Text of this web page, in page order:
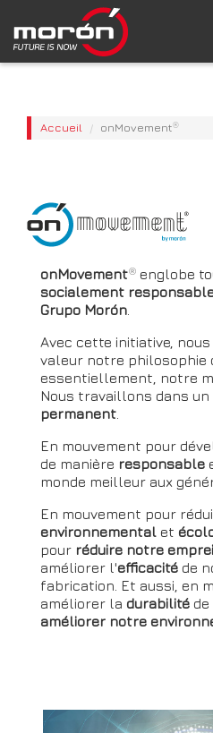
Accueil onMovement®
onMovement® englobe
socialement
Grupo Morón
Avec cette initiative,
valeur notre philosophie
essentiellement, notre
Nous travaillons dans
permanent
En mouvement pour
de manière responsable
monde meilleur aux
En mouvement pour
environnemental et
pour réduire notre
améliorer l'efficacité de
fabrication. Et aussi, en
améliorer la durabilité
améliorer notre